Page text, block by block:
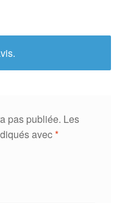
pas publiée. Les
avec*